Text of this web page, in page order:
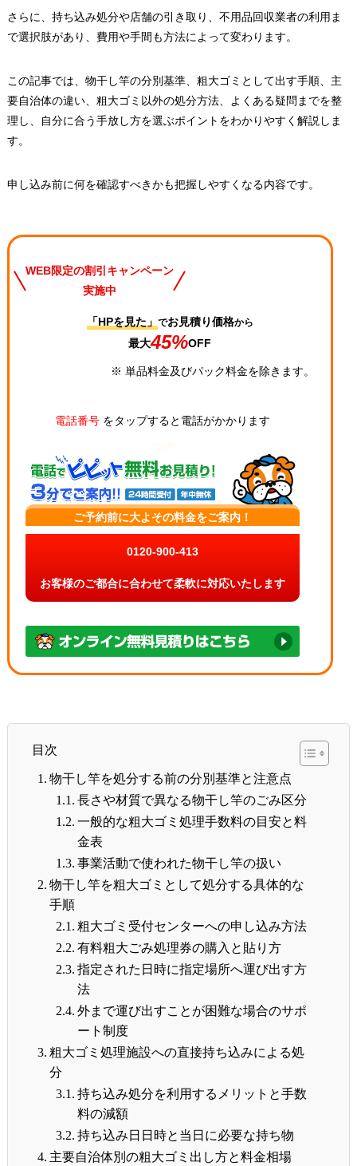
さらに、持ち込み処分や店舗の引き取り、不用品回収業者の利用ま
で選択肢があり、費用や手間も方法によって変わります。
この記事では、物干し竿の分別基準、粗大ゴミとして出す手順、主
要自治体の違い、粗大ゴミ以外の処分方法、よくある疑問までを整
理し、自分に合う手放し方を選ぶポイントをわかりやすく解説しま
す。
申し込み前に何を確認すべきかも把握しやすくなる内容です。
WEB限定の割引キャンペーン
実施中
「HPを見た」 でお見積り価格から
最大45%OFF
※ 単品料金及びパック料金を除きます。
電話番号 をタップすると電話がかかります
ご予約前に大よその料金をご案内！
0120-900-413
お客様のご都合に合わせて柔軟に対応いたします
目次
物干し竿を処分する前の分別基準と注意点
長さや材質で異なる物干し竿のごみ区分
一般的な粗大ゴミ処理手数料の目安と料
金表
事業活動で使われた物干し竿の扱い
物干し竿を粗大ゴミとして処分する具体的な
手順
粗大ゴミ受付センターへの申し込み方法
有料粗大ごみ処理券の購入と貼り方
指定された日時に指定場所へ運び出す方
法
外まで運び出すことが困難な場合のサポ
ート制度
粗大ゴミ処理施設への直接持ち込みによる処
分
持ち込み処分を利用するメリットと手数
料の減額
持ち込み日日時と当日に必要な持ち物
主要自治体別の粗大ゴミ出し方と料金相場